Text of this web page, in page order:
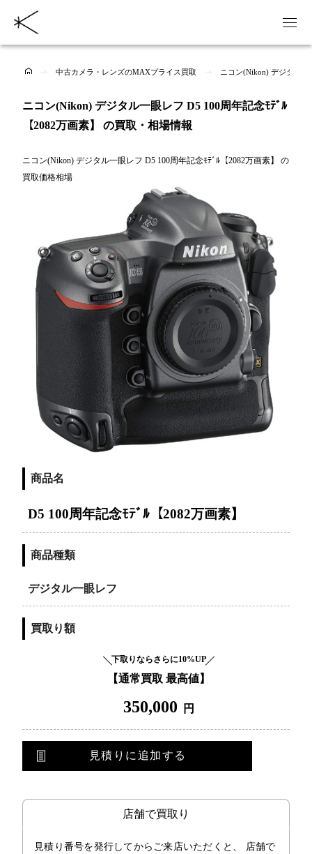
中古カメラ・レンズのMAXプライス買取 ニコン(Nikon) デジタル
ニコン(Nikon) デジタル一眼レフ D5 100周年記念ﾓﾃﾞﾙ
【2082万画素】 の買取・相場情報
ニコン(Nikon) デジタル一眼レフ D5 100周年記念ﾓﾃﾞﾙ【2082万画素】 の
買取価格相場
商品名
D5 100周年記念ﾓﾃﾞﾙ【2082万画素】
商品種類
デジタル一眼レフ
買取り額
下取りならさらに10%UP
【通常買取 最高値】
350,000 円
見積りに追加する
店舗で買取り
見積り番号を発行してからご来店いただくと、 店舗で